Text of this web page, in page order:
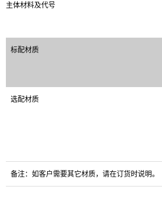
主体材料及代号
标配材质
选配材质
备注：如客户需要其它材质，请在订货时说明。